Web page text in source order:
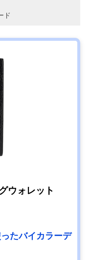
ド
ウォレット
たバイカラーデ